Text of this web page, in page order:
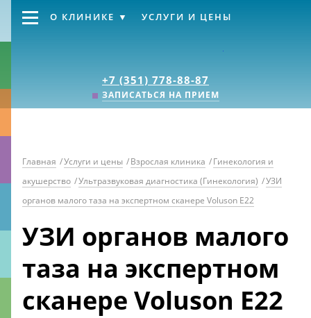
+7 (351) 778-88-87
ЗАПИСАТЬСЯ НА ПРИЕМ
О КЛИНИКЕ УСЛУГИ И ЦЕНЫ
Главная /Услуги и цены /Взрослая клиника /Гинекология и
акушерство /Ультразвуковая диагностика (Гинекология) /УЗИ
органов малого таза на экспертном сканере Voluson E22
УЗИ органов малого
таза на экспертном
сканере Voluson E22